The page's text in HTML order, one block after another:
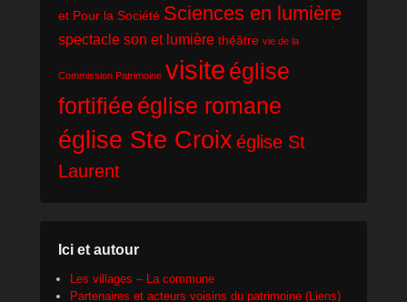
et Pour la Société Sciences en lumière
spectacle son et lumière théâtre vie de la
Commission Patrimoine visite église
fortifiée église romane
église Ste Croix église St
Laurent
Ici et autour
Les villages – La commune
Partenaires et acteurs voisins du patrimoine (Liens)